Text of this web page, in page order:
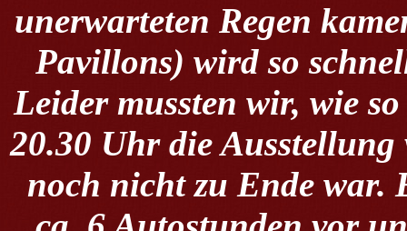
unerwarteten Regen
Pavillons) wird so
Leider mussten wir, wie
20.30 Uhr die Ausstellung
noch nicht zu Ende war.